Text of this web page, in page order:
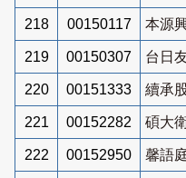
218 00150117 本源
219 00150307 台日
220 00151333 續承
221 00152282 碩大
222 00152950 馨語